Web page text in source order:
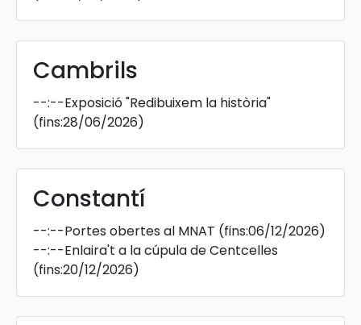
Cambrils
--:--Exposició "Redibuixem la història"
(fins:28/06/2026)
Constantí
--:--Portes obertes al MNAT (fins:06/12/2026)
--:--Enlaira't a la cúpula de Centcelles
(fins:20/12/2026)